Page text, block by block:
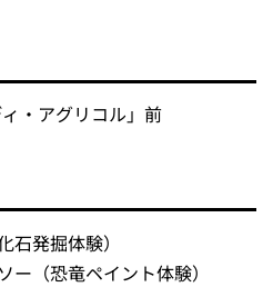
・アグリコル」前
石発掘体験）
（恐竜ペイント体験）